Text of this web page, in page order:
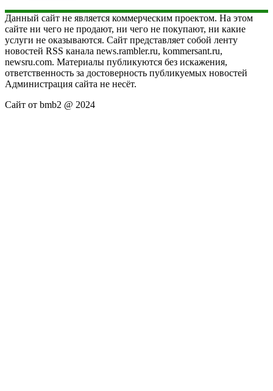
Данный сайт не является коммерческим проектом. На этом
сайте ни чего не продают, ни чего не покупают, ни какие
услуги не оказываются. Сайт представляет собой ленту
новостей RSS канала news.rambler.ru, kommersant.ru,
newsru.com. Материалы публикуются без искажения,
ответственность за достоверность публикуемых новостей
Администрация сайта не несёт.
Сайт от bmb2 @ 2024